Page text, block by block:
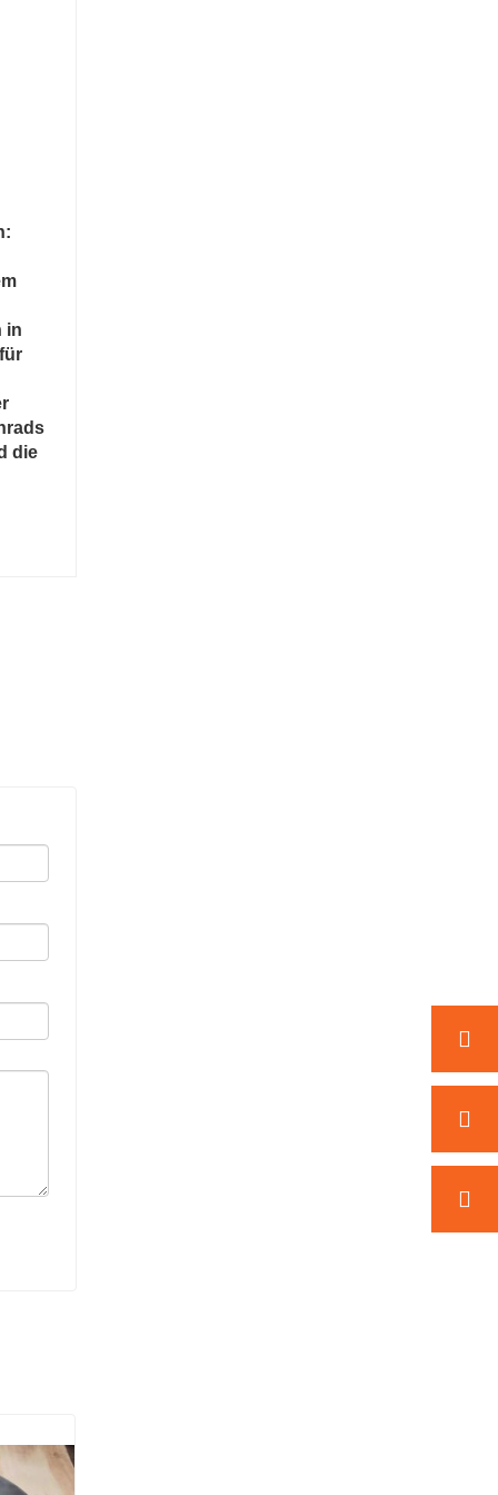
in
die